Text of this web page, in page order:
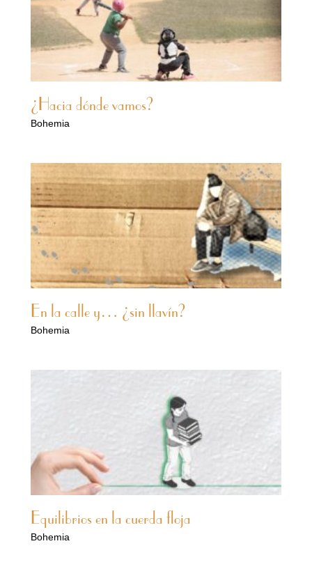
¿Hacia dónde vamos?
Bohemia
En la calle y… ¿sin llavín?
Bohemia
Equilibrios en la cuerda floja
Bohemia